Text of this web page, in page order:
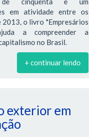
em atividade entre os
2013, o livro "Empresários
a compreender a
no Brasil.
+ continuar lendo
exterior em